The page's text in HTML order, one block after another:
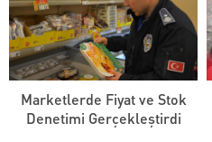
Marketlerde Fiyat ve Stok
Denetimi Gerçekleştirdi